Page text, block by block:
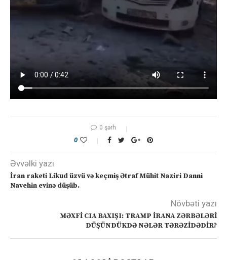
0 şərh
0
Əvvəlki yazı
İran raketi Likud üzvü və keçmiş Ətraf Mühit Naziri Danni
Navehin evinə düşüb.
Növbəti yazı
MƏXFİ CIA BAXIŞI: TRAMP İRANA ZƏRBƏLƏRİ
DÜŞÜNDÜKDƏ NƏLƏR TƏRƏZİDƏDİR?